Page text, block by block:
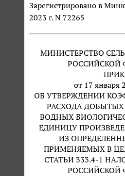
Зарегистрировано в
2023 г. N 72265
МИНИСТЕРСТВО
РОССИЙСКОЙ
от 17 января
ОБ УТВЕРЖДЕНИИ
РАСХОДА
ВОДНЫХ
ЕДИНИЦУ
ИЗ
ПРИМЕНЯЕМЫХ В
СТАТЬИ 333.4-1
РОССИЙСКОЙ